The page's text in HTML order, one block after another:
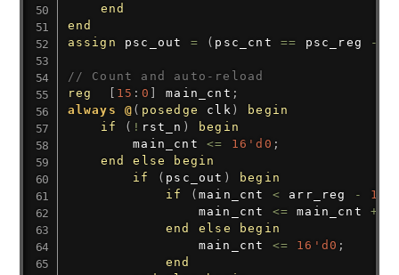
end
end
assign
psc_out = ( psc_cnt == psc_reg -
// Count and auto-reload
reg
15 : 0 main_cnt ;
always @ ( posedge clk )
begin
if
( ! rst_n )
begin
        main_cnt
<= 16'd0 ;
end
else
begin
if
( psc_out )
begin
if
( main_cnt < arr_reg - 1
                main_cnt
<= main_cnt +
end
else
begin
                main_cnt
<= 16'd0 ;
end